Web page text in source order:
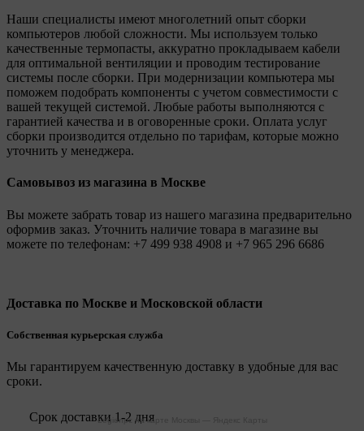
Наши специалисты имеют многолетний опыт сборки
компьютеров любой сложности. Мы используем только
качественные термопасты, аккуратно прокладываем кабели
для оптимальной вентиляции и проводим тестирование
системы после сборки. При модернизации компьютера мы
поможем подобрать компоненты с учетом совместимости с
вашей текущей системой. Любые работы выполняются с
гарантией качества и в оговоренные сроки. Оплата услуг
сборки производится отдельно по тарифам, которые можно
уточнить у менеджера.
Самовывоз из магазина в Москве
Вы можете забрать товар из нашего магазина предварительно
оформив заказ. Уточнить наличие товара в магазине вы
можете по телефонам: +7 499 938 4908 и +7 965 296 6686
Доставка по Москве и Московской области
Собственная курьерская служба
Мы гарантируем качественную доставку в удобные для вас
сроки.
Срок доставки 1-2 дняLegionpc на карте Москвы — Яндекс Карты